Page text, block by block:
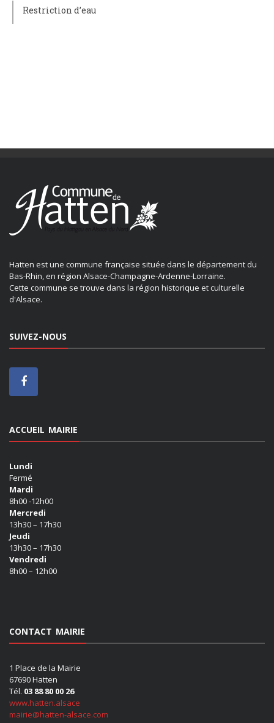
Restriction d’eau
Hatten est une commune française située dans le département du
Bas-Rhin, en région Alsace-Champagne-Ardenne-Lorraine.
Cette commune se trouve dans la région historique et culturelle
d'Alsace.
SUIVEZ-NOUS
ACCUEIL MAIRIE
Lundi
Fermé
Mardi
8h00 -12h00
Mercredi
13h30 – 17h30
Jeudi
13h30 – 17h30
Vendredi
8h00 – 12h00
CONTACT MAIRIE
1 Place de la Mairie
67690 Hatten
Tél. 03 88 80 00 26
www.hatten.alsace
mairie@hatten-alsace.com